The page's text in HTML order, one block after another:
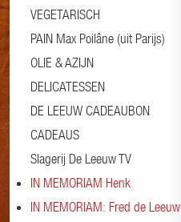
VEGETARISCH
PAIN Max Poilâne (uit Parijs)
OLIE & AZIJN
DELICATESSEN
DE LEEUW CADEAUBON
CADEAUS
Slagerij De Leeuw TV
IN MEMORIAM Henk
IN MEMORIAM: Fred de Leeuw